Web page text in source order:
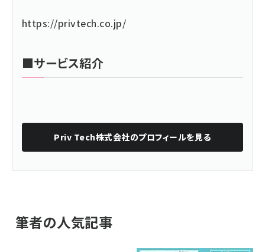
https://privtech.co.jp/
■サービス紹介
Priv Tech株式会社のプロフィールを見る
筆者の人気記事